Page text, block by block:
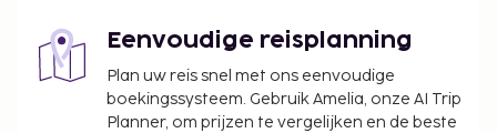
accommodatie niet verlaten. De Dag van de Stilte
valt normaal in maart of april (datums wijzigen elk
jaar). Op die dag kan er niet ingecheckt of
uitgecheckt worden. Ngurah Rai-luchthaven
Eenvoudige reisplanning
Plan uw reis snel met ons eenvoudige
boekingssysteem. Gebruik Amelia, onze AI Trip
Planner, om prijzen te vergelijken en de beste